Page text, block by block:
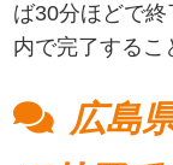
ば30分ほどで
内で完了するこ
広島